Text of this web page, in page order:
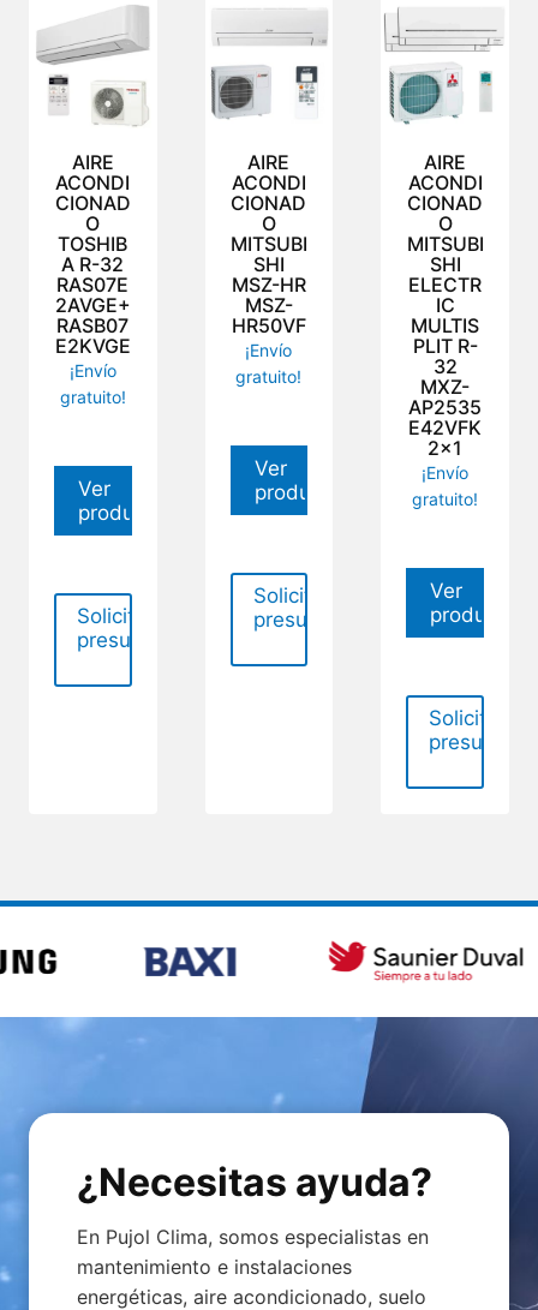
AIRE
ACONDI
CIONAD
O
TOSHIB
A R-32
RAS07E
2AVGE+
RASB07
E2KVGE
¡Envío
gratuito!
Ver
producto
Solicitar
presupuesto
AIRE
ACONDI
CIONAD
O
MITSUBI
SHI
MSZ-HR
MSZ-
HR50VF
¡Envío
gratuito!
Ver
producto
Solicitar
presupuesto
AIRE
ACONDI
CIONAD
O
MITSUBI
SHI
ELECTR
IC
MULTIS
PLIT R-
32
MXZ-
AP2535
E42VFK
2×1
¡Envío
gratuito!
Ver
producto
Solicitar
¿Necesitas ayuda?
En Pujol Clima, somos especialistas en
mantenimiento e instalaciones
energéticas, aire acondicionado, suelo